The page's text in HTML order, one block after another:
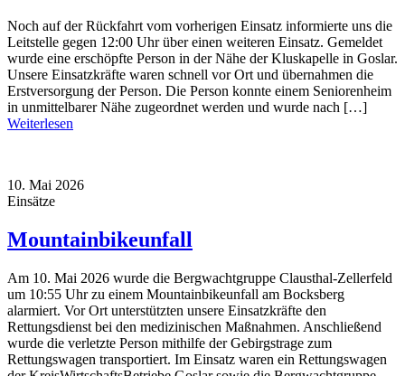
Noch auf der Rückfahrt vom vorherigen Einsatz informierte uns die
Leitstelle gegen 12:00 Uhr über einen weiteren Einsatz. Gemeldet
wurde eine erschöpfte Person in der Nähe der Kluskapelle in Goslar.
Unsere Einsatzkräfte waren schnell vor Ort und übernahmen die
Erstversorgung der Person. Die Person konnte einem Seniorenheim
in unmittelbarer Nähe zugeordnet werden und wurde nach […]
Weiterlesen
10. Mai 2026
Einsätze
Mountainbikeunfall
Am 10. Mai 2026 wurde die Bergwachtgruppe Clausthal-Zellerfeld
um 10:55 Uhr zu einem Mountainbikeunfall am Bocksberg
alarmiert. Vor Ort unterstützten unsere Einsatzkräfte den
Rettungsdienst bei den medizinischen Maßnahmen. Anschließend
wurde die verletzte Person mithilfe der Gebirgstrage zum
Rettungswagen transportiert. Im Einsatz waren ein Rettungswagen